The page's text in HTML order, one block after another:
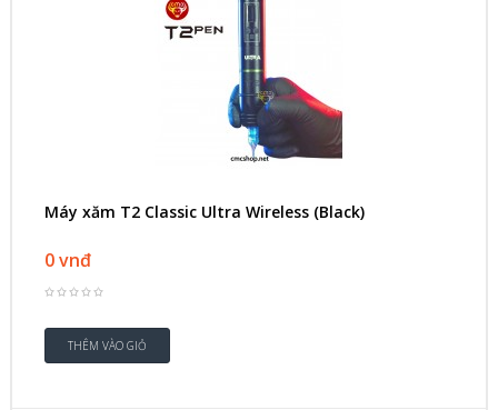
Máy xăm T2 Classic Ultra Wireless (Black)
0 vnđ